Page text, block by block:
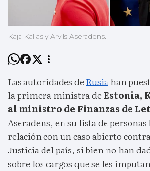
Kaja Kallas y Arvils Aseradens.
Las autoridades de Rusiahan
la primera ministra deEstonia,
al ministro de Finanzas de
Aseradens, en su lista de personas
relación con un caso abierto
Justicia del país, si bien no han
sobre los cargos que se les